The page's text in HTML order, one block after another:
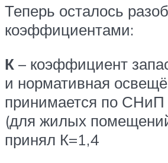
Теперь осталось
коэффициентами:
К – коэффициент
и нормативная
принимается по
(для жилых
принял К=1,4